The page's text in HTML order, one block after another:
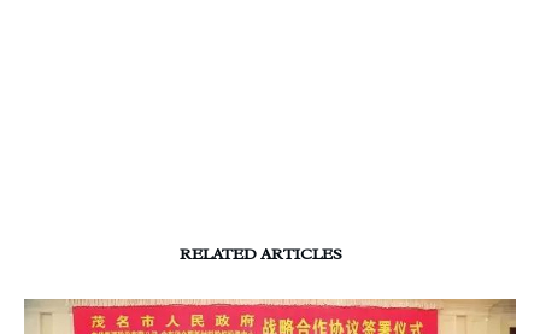
RELATED ARTICLES